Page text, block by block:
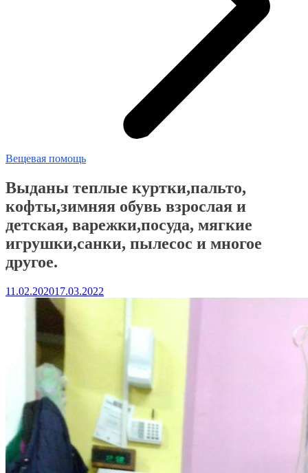
Вещевая помощь
Выданы теплые куртки,пальто,
кофты,зимняя обувь взрослая и
детская, варежки,посуда, мягкие
игрушки,санки, пылесос и многое
другое.
11.02.202017.03.2022